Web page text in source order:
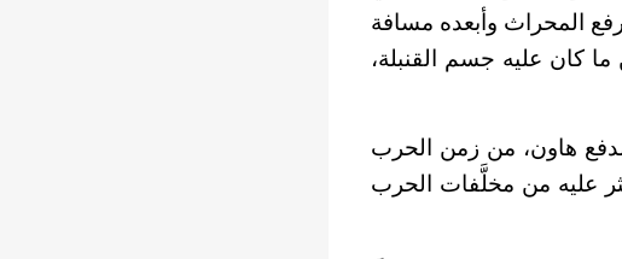
المحراث وأبعده مسافة
كان عليه جسم القنبلة،
هاون، من زمن الحرب
عليه من مخلَّفات الحرب